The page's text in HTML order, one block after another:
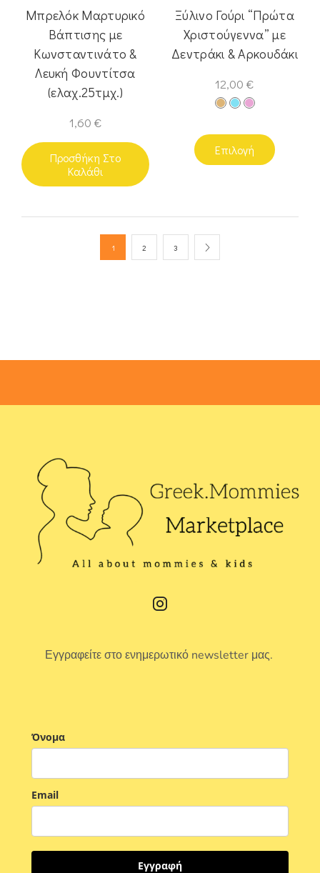
Μπρελόκ Μαρτυρικό
Βάπτισης με
Κωνσταντινάτο &
Λευκή Φουντίτσα
(ελαχ.25τμχ.)
1,60 €
Προσθήκη Στο
Καλάθι
Ξύλινο Γούρι “Πρώτα
Χριστούγεννα” με
Δεντράκι & Αρκουδάκι
12,00 €
Επιλογή
1 2 3
Εγγραφείτε στο ενημερωτικό newsletter μας.
Όνομα
Email
Εγγραφή